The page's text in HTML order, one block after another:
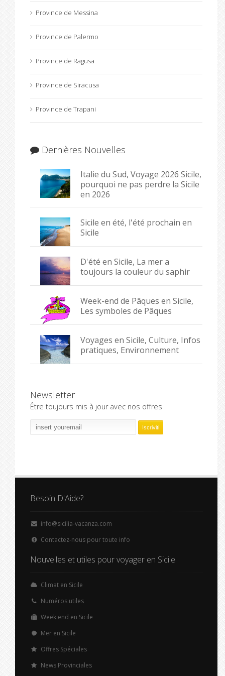
Province de Messina
Province de Palermo
Province de Ragusa
Province de Siracusa
Province de Trapani
Dernières Nouvelles
Italie du Sud, Voyage 2026 Sicile,
pourquoi ne pas perdre la Sicile
en 2026
Sicile en été, l'été prochain en
Sicile
D'été en Sicile, La mer a
toujours la couleur du saphir
Week-end de Pâques en Sicile,
Les symboles de Pâques
Voyages en Sicile, Culture, Infos
pratiques, Environnement
Newsletter
Être toujours mis à jour avec nos offres
Besoin D'Aide?
info@sicilia-vacanza.com
Contactez-nous pour toute info
Nouvelles et utiles pour voyager en Sicile
Climat en Sicile
Numéros utiles
Week end en Sicile
Mer en Sicile
Offres Spéciales
News Provinciales